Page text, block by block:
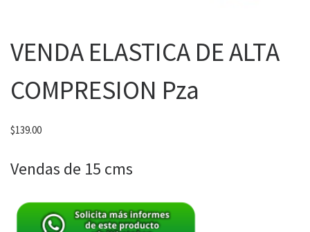
VENDA ELASTICA DE ALTA
COMPRESION Pza
$139.00
Vendas de 15 cms